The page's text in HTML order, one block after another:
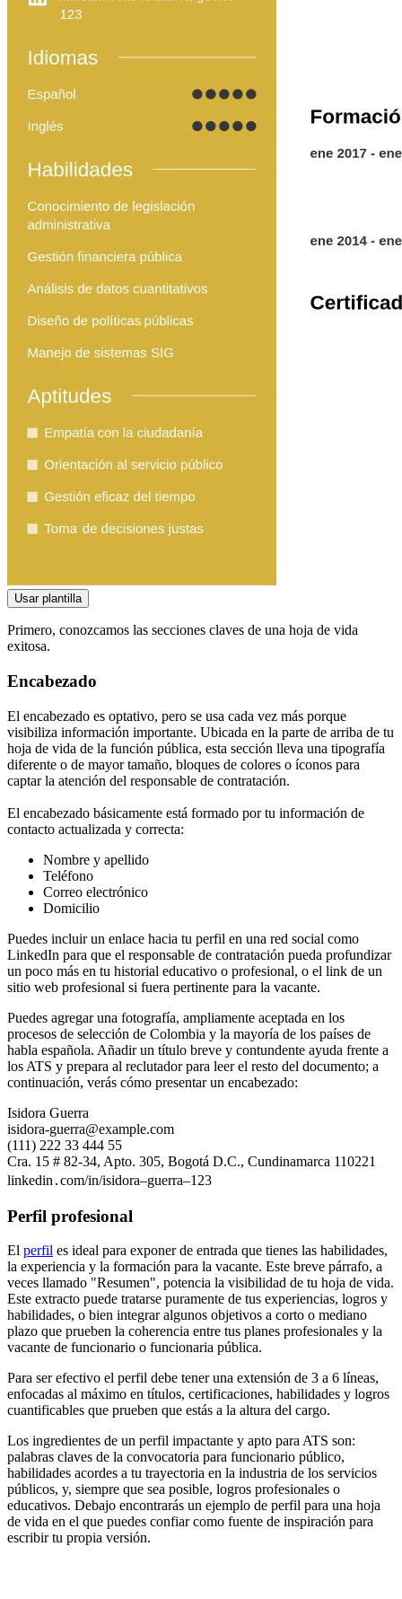
Usar plantilla
Primero, conozcamos las secciones claves de una hoja de vida
exitosa.
Encabezado
El encabezado es optativo, pero se usa cada vez más porque
visibiliza información importante. Ubicada en la parte de arriba de tu
hoja de vida de la función pública, esta sección lleva una tipografía
diferente o de mayor tamaño, bloques de colores o íconos para
captar la atención del responsable de contratación.
El encabezado básicamente está formado por tu información de
contacto actualizada y correcta:
Nombre y apellido
Teléfono
Correo electrónico
Domicilio
Puedes incluir un enlace hacia tu perfil en una red social como
LinkedIn para que el responsable de contratación pueda profundizar
un poco más en tu historial educativo o profesional, o el link de un
sitio web profesional si fuera pertinente para la vacante.
Puedes agregar una fotografía, ampliamente aceptada en los
procesos de selección de Colombia y la mayoría de los países de
habla española. Añadir un título breve y contundente ayuda frente a
los ATS y prepara al reclutador para leer el resto del documento; a
continuación, verás cómo presentar un encabezado:
Isidora Guerra
isidora-guerra@example.com
(111) 222 33 444 55
Cra. 15 # 82-34, Apto. 305, Bogotá D.C., Cundinamarca 110221
linkedin․com/in/isidora–guerra–123
Perfil profesional
El perfil es ideal para exponer de entrada que tienes las habilidades,
la experiencia y la formación para la vacante. Este breve párrafo, a
veces llamado "Resumen", potencia la visibilidad de tu hoja de vida.
Este extracto puede tratarse puramente de tus experiencias, logros y
habilidades, o bien integrar algunos objetivos a corto o mediano
plazo que prueben la coherencia entre tus planes profesionales y la
vacante de funcionario o funcionaria pública.
Para ser efectivo el perfil debe tener una extensión de 3 a 6 líneas,
enfocadas al máximo en títulos, certificaciones, habilidades y logros
cuantificables que prueben que estás a la altura del cargo.
Los ingredientes de un perfil impactante y apto para ATS son:
palabras claves de la convocatoria para funcionario público,
habilidades acordes a tu trayectoria en la industria de los servicios
públicos, y, siempre que sea posible, logros profesionales o
educativos. Debajo encontrarás un ejemplo de perfil para una hoja
de vida en el que puedes confiar como fuente de inspiración para
escribir tu propia versión.